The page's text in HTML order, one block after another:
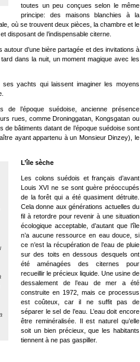
toutes un peu conçues selon le même
principe: des maisons blanchies à la
où se trouvent deux pièces, la chambre et le
disposant de l’indispensable citerne.
d’une bière partagée et des invitations à
dans la nuit, un moment magique avec les
yachts qui laissent imaginer les moyens
de l’époque suédoise, ancienne présence
rues, comme Droninggatan, Kongsgatan ou
bâtiments datant de l’époque suédoise sont
ayant appartenu à un Monsieur Dinzey), le
L’île sèche
Les colons suédois et français d’avant
Louis XVI ne se sont guère préoccupés
de la forêt qui a été quasiment détruite.
Cela donne aux générations actuelles du
fil à retordre pour revenir à une situation
écologique acceptable, d’autant que l’île
n’a aucune ressource en eau douce, si
ce n’est la récupération de l’eau de pluie
sur des toits en dessous desquels ont
été aménagées des citernes pour
recueillir le précieux liquide. Une usine de
dessalement de l’eau de mer a été
construite en 1972, mais ce processus
est coûteux, car il ne suffit pas de
séparer le sel de l’eau. L’eau doit encore
être reminéralisée. Il est naturel qu’elle
soit un bien précieux, que les habitants
tiennent à ne pas gaspiller.